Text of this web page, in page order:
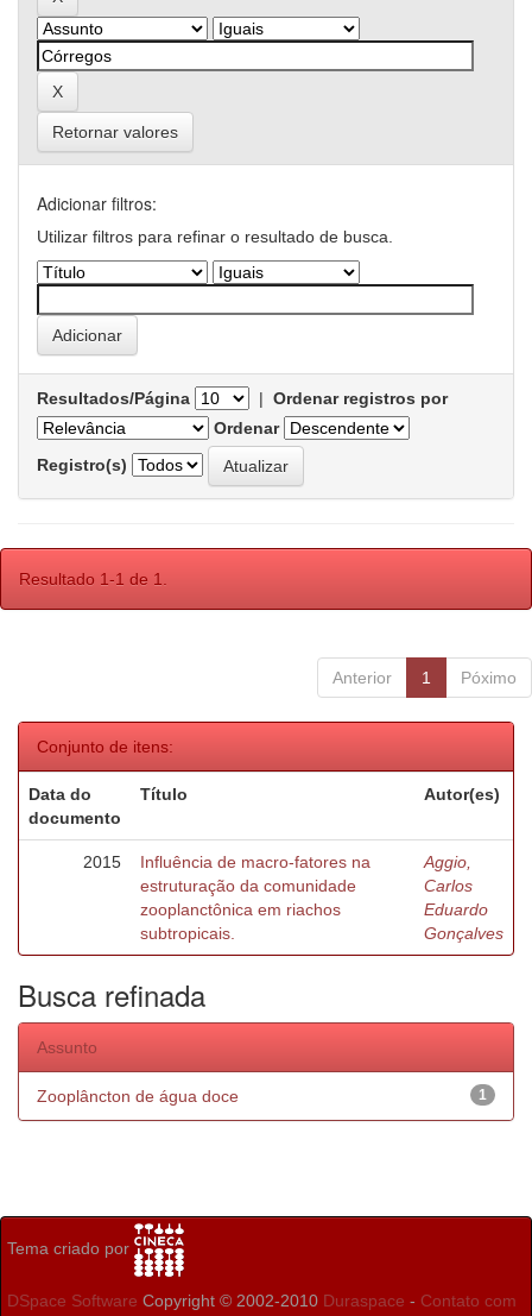
Retornar valores
Adicionar filtros:
Utilizar filtros para refinar o resultado de busca.
Resultados/Página | Ordenar registros por
Ordenar
Registro(s)
Resultado 1-1 de 1.
Anterior 1 Póximo
Conjunto de itens:
Data do
documento
Título Autor(es)
2015
Influência de macro-fatores na
estruturação da comunidade
zooplanctônica em riachos
subtropicais.
Aggio,
Carlos
Eduardo
Gonçalves
Busca refinada
Assunto
1
Zooplâncton de água doce
Tema criado por
DSpace Software Copyright © 2002-2010 Duraspace - Contato com